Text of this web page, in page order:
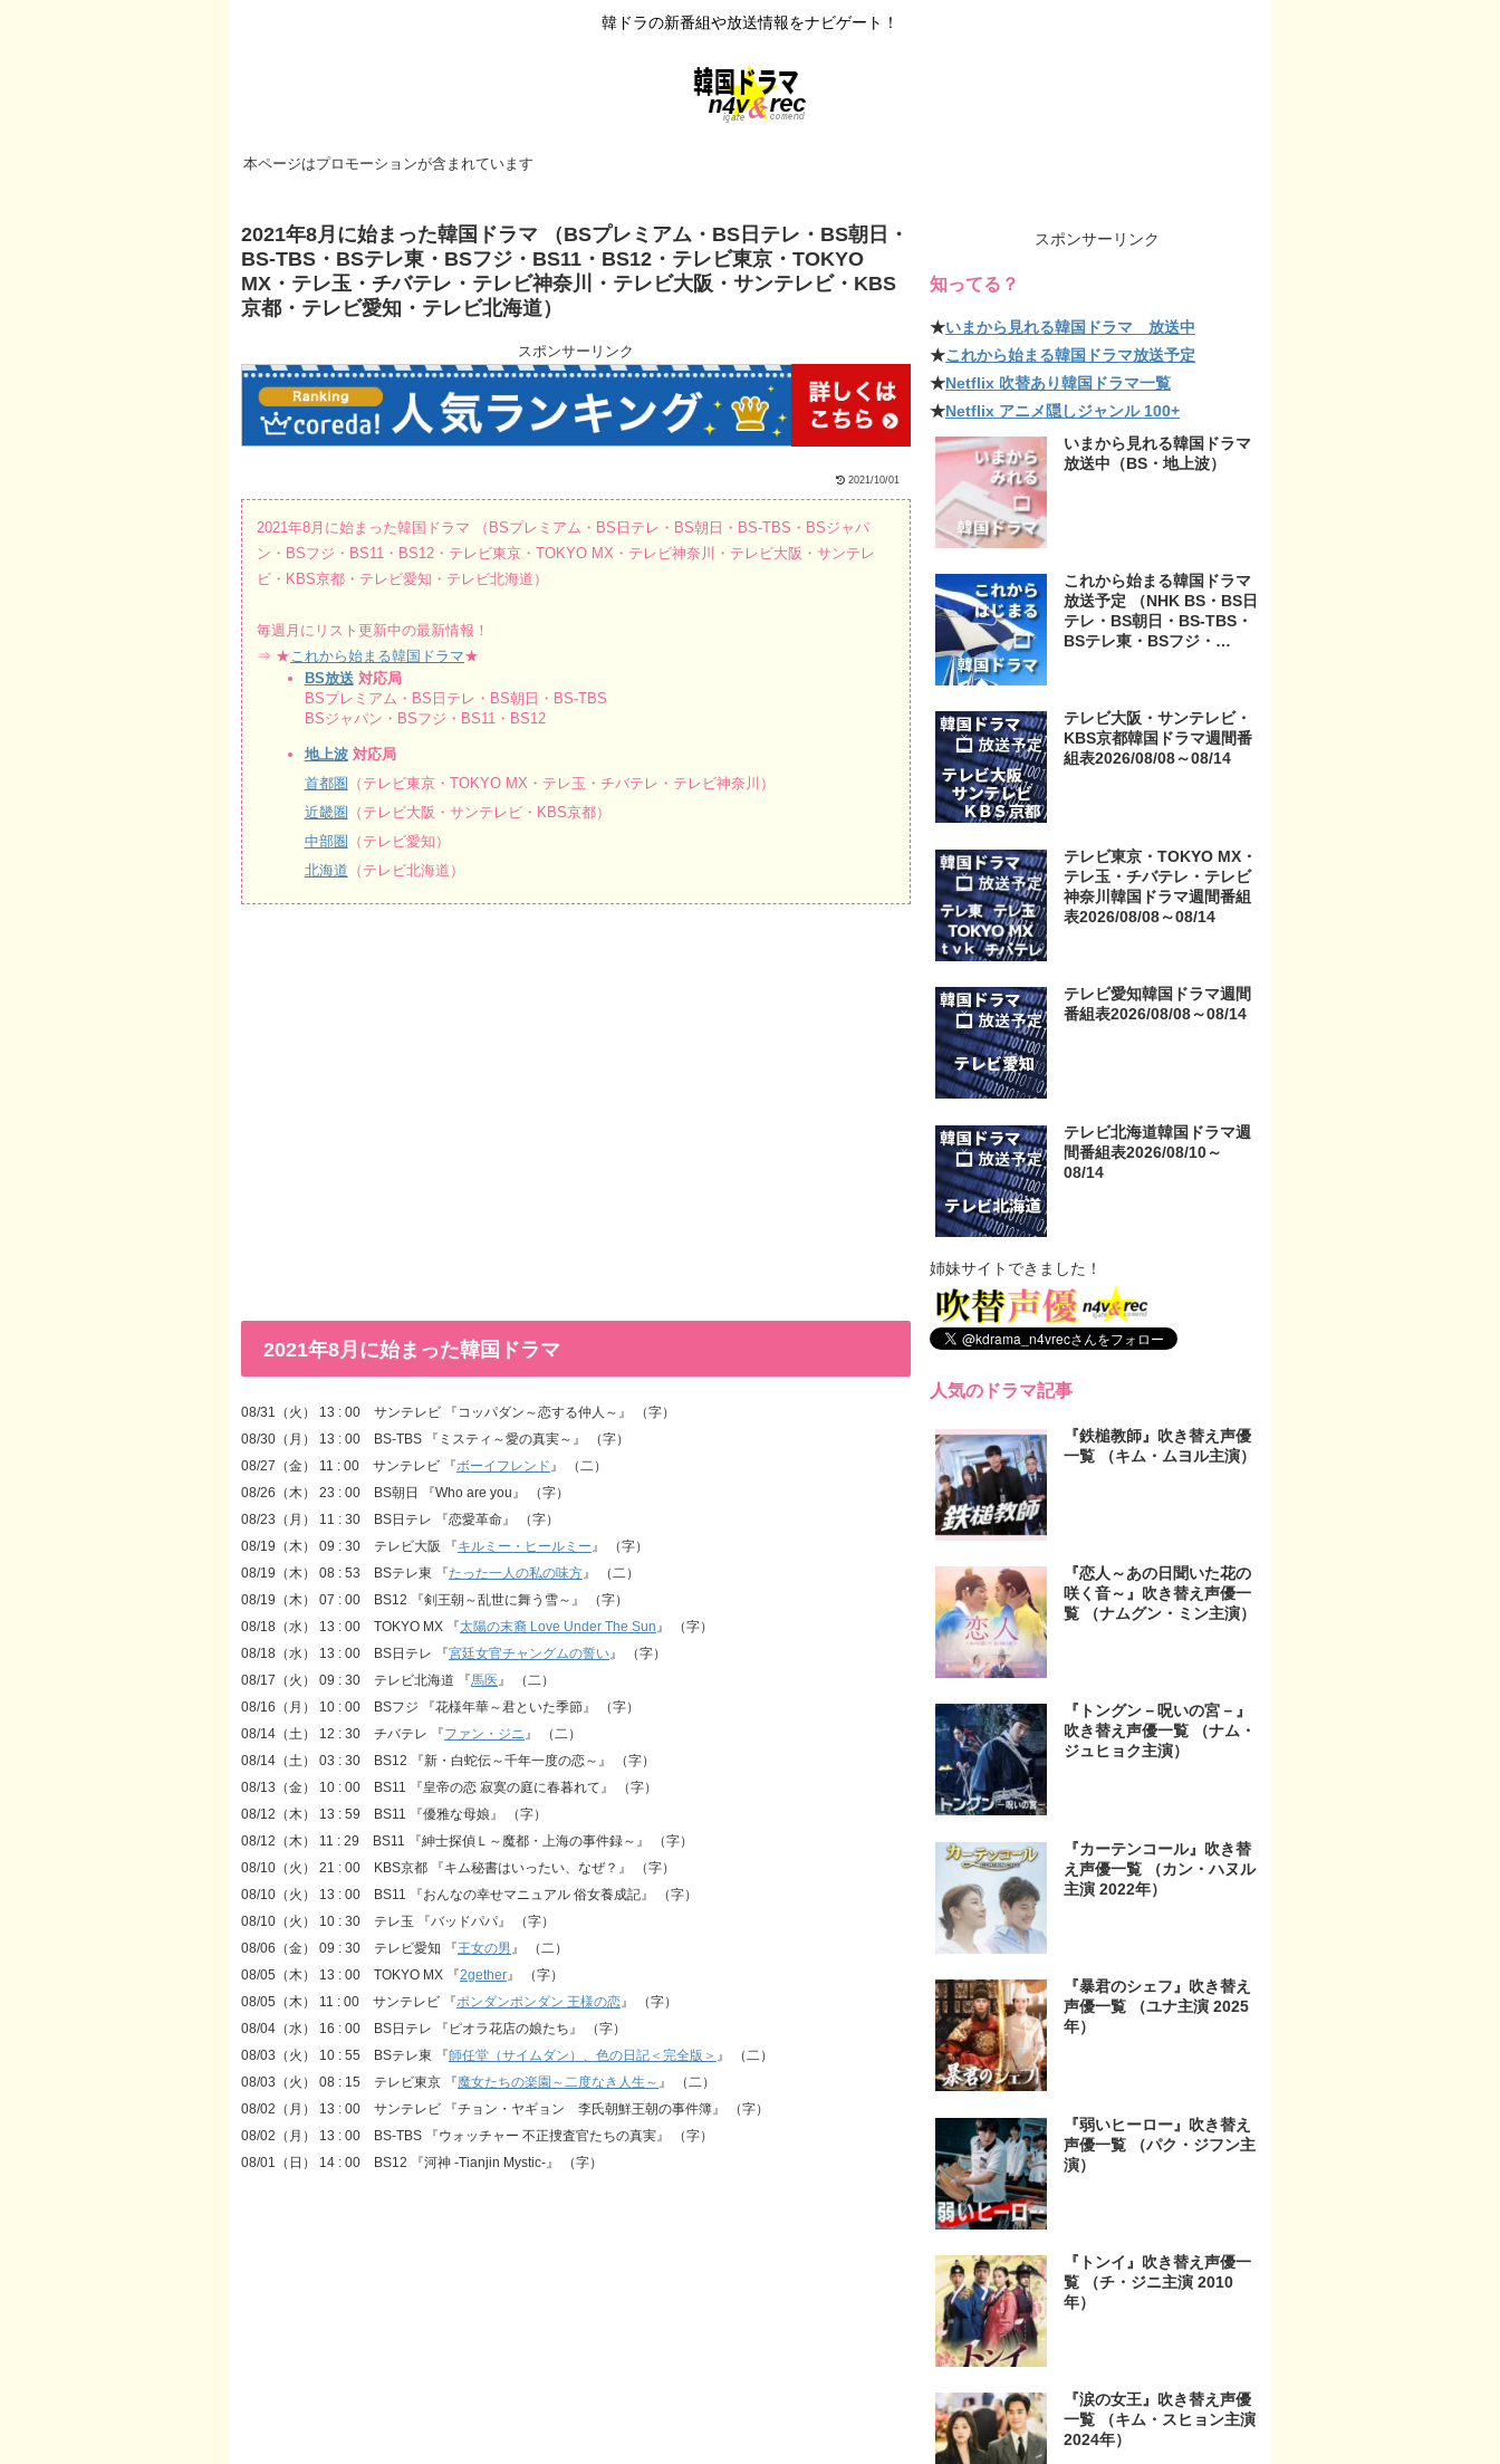
韓ドラの新番組や放送情報をナビゲート！
本ページはプロモーションが含まれています
2021年8月に始まった韓国ドラマ （BSプレミアム・BS日テレ・BS朝日・
BS-TBS・BSテレ東・BSフジ・BS11・BS12・テレビ東京・TOKYO
MX・テレ玉・チバテレ・テレビ神奈川・テレビ大阪・サンテレビ・KBS
京都・テレビ愛知・テレビ北海道）
スポンサーリンク
2021/10/01
2021年8月に始まった韓国ドラマ （BSプレミアム・BS日テレ・BS朝日・BS-TBS・BSジャパ
ン・BSフジ・BS11・BS12・テレビ東京・TOKYO MX・テレビ神奈川・テレビ大阪・サンテレ
ビ・KBS京都・テレビ愛知・テレビ北海道）
毎週月にリスト更新中の最新情報！
⇒ ★これから始まる韓国ドラマ★
BS放送対応局
BSプレミアム・BS日テレ・BS朝日・BS-TBS
BSジャパン・BSフジ・BS11・BS12
地上波対応局
首都圏
（テレビ東京・TOKYO MX・テレ玉・チバテレ・テレビ神奈川）
近畿圏
（テレビ大阪・サンテレビ・KBS京都）
中部圏
（テレビ愛知）
北海道 （テレビ北海道）
2021年8月に始まった韓国ドラマ
08/31（火） 13 : 00 サンテレビ 『コッパダン～恋する仲人～』 （字）
08/30（月） 13 : 00 BS-TBS 『ミスティ～愛の真実～』 （字）
08/27（金） 11 : 00 サンテレビ 『ボーイフレンド』 （二）
08/26（木） 23 : 00 BS朝日 『Who are you』 （字）
08/23（月） 11 : 30 BS日テレ 『恋愛革命』 （字）
08/19（木） 09 : 30 テレビ大阪 『キルミー・ヒールミー』 （字）
08/19（木） 08 : 53 BSテレ東 『たった一人の私の味方』 （二）
08/19（木） 07 : 00 BS12 『剣王朝～乱世に舞う雪～』 （字）
08/18（水） 13 : 00 TOKYO MX 『太陽の末裔 Love Under The Sun』 （字）
08/18（水） 13 : 00 BS日テレ 『宮廷女官チャングムの誓い』 （字）
08/17（火） 09 : 30 テレビ北海道 『馬医』 （二）
08/16（月） 10 : 00 BSフジ 『花様年華～君といた季節』 （字）
08/14（土） 12 : 30 チバテレ 『ファン・ジニ』 （二）
08/14（土） 03 : 30 BS12 『新・白蛇伝～千年一度の恋～』 （字）
08/13（金） 10 : 00 BS11 『皇帝の恋 寂寞の庭に春暮れて』 （字）
08/12（木） 13 : 59 BS11 『優雅な母娘』 （字）
08/12（木） 11 : 29 BS11 『紳士探偵Ｌ～魔都・上海の事件録～』 （字）
08/10（火） 21 : 00 KBS京都 『キム秘書はいったい、なぜ？』 （字）
08/10（火） 13 : 00 BS11 『おんなの幸せマニュアル 俗女養成記』 （字）
08/10（火） 10 : 30 テレ玉 『バッドパパ』 （字）
08/06（金） 09 : 30 テレビ愛知 『王女の男』 （二）
08/05（木） 13 : 00 TOKYO MX 『2gether』 （字）
08/05（木） 11 : 00 サンテレビ 『ポンダンポンダン 王様の恋』 （字）
08/04（水） 16 : 00 BS日テレ 『ピオラ花店の娘たち』 （字）
08/03（火） 10 : 55 BSテレ東 『師任堂（サイムダン）、色の日記＜完全版＞ 』 （二）
08/03（火） 08 : 15 テレビ東京 『魔女たちの楽園～二度なき人生～ 』 （二）
08/02（月） 13 : 00 サンテレビ 『チョン・ヤギョン 李氏朝鮮王朝の事件簿』 （字）
08/02（月） 13 : 00 BS-TBS 『ウォッチャー 不正捜査官たちの真実』 （字）
08/01（日） 14 : 00 BS12 『河神 -Tianjin Mystic-』 （字）
スポンサーリンク
知ってる？
★いまから見れる韓国ドラマ 放送中
★これから始まる韓国ドラマ放送予定
★Netflix 吹替あり韓国ドラマ一覧
★Netflix アニメ隠しジャンル 100+
いまから見れる韓国ドラマ
放送中（BS・地上波）
これから始まる韓国ドラマ
放送予定 （NHK BS・BS日
テレ・BS朝日・BS-TBS・
BSテレ東・BSフジ・
テレビ大阪・サンテレビ・
KBS京都・テレビ愛知・テ
レビ北海道）
テレビ大阪・サンテレビ・
KBS京都韓国ドラマ週間番
組表2026/08/08～08/14
テレビ東京・TOKYO MX・
テレ玉・チバテレ・テレビ
神奈川韓国ドラマ週間番組
表2026/08/08～08/14
テレビ愛知韓国ドラマ週間
番組表2026/08/08～08/14
テレビ北海道韓国ドラマ週
間番組表2026/08/10～
08/14
姉妹サイトできました！
人気のドラマ記事
『鉄槌教師』吹き替え声優
一覧 （キム・ムヨル主演）
『恋人～あの日聞いた花の
咲く音～』吹き替え声優一
覧 （ナムグン・ミン主演）
『トングン－呪いの宮－』
吹き替え声優一覧 （ナム・
ジュヒョク主演）
『カーテンコール』吹き替
え声優一覧 （カン・ハヌル
主演 2022年）
『暴君のシェフ』吹き替え
声優一覧 （ユナ主演 2025
年）
『弱いヒーロー』吹き替え
声優一覧 （パク・ジフン主
演）
『トンイ』吹き替え声優一
覧 （チ・ジニ主演 2010
年）
『涙の女王』吹き替え声優
一覧 （キム・スヒョン主演
2024年）